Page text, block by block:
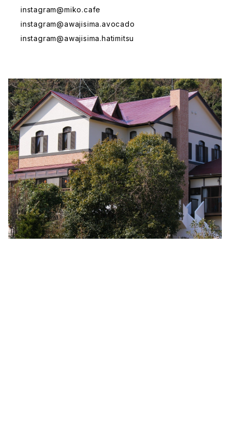
instagram@miko.cafe
instagram@awajisima.avocado
instagram@awajisima.hatimitsu